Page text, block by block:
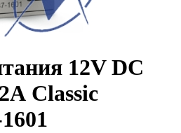
12V DC
Classic